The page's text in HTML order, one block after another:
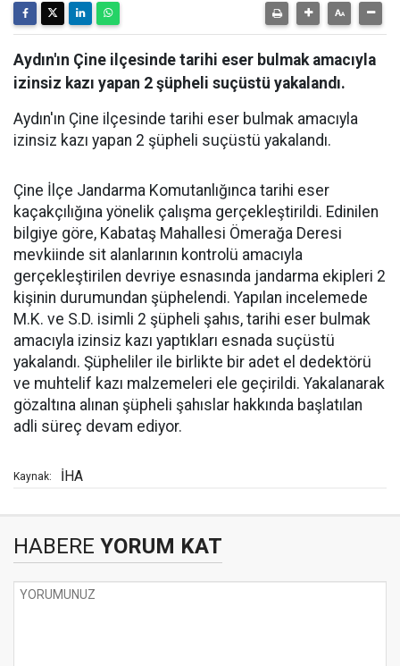
Aydın'ın Çine ilçesinde tarihi eser bulmak amacıyla
izinsiz kazı yapan 2 şüpheli suçüstü yakalandı.
Aydın'ın Çine ilçesinde tarihi eser bulmak amacıyla
izinsiz kazı yapan 2 şüpheli suçüstü yakalandı.
Çine İlçe Jandarma Komutanlığınca tarihi eser
kaçakçılığına yönelik çalışma gerçekleştirildi. Edinilen
bilgiye göre, Kabataş Mahallesi Ömerağa Deresi
mevkiinde sit alanlarının kontrolü amacıyla
gerçekleştirilen devriye esnasında jandarma ekipleri 2
kişinin durumundan şüphelendi. Yapılan incelemede
M.K. ve S.D. isimli 2 şüpheli şahıs, tarihi eser bulmak
amacıyla izinsiz kazı yaptıkları esnada suçüstü
yakalandı. Şüpheliler ile birlikte bir adet el dedektörü
ve muhtelif kazı malzemeleri ele geçirildi. Yakalanarak
gözaltına alınan şüpheli şahıslar hakkında başlatılan
adli süreç devam ediyor.
Kaynak: İHA
HABERE YORUM KAT